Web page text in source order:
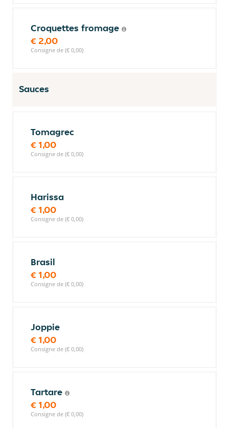
Croquettes fromage
€ 2,00
Consigne de (€ 0,00)
Sauces
Tomagrec
€ 1,00
Consigne de (€ 0,00)
Harissa
€ 1,00
Consigne de (€ 0,00)
Brasil
€ 1,00
Consigne de (€ 0,00)
Joppie
€ 1,00
Consigne de (€ 0,00)
Tartare
€ 1,00
Consigne de (€ 0,00)